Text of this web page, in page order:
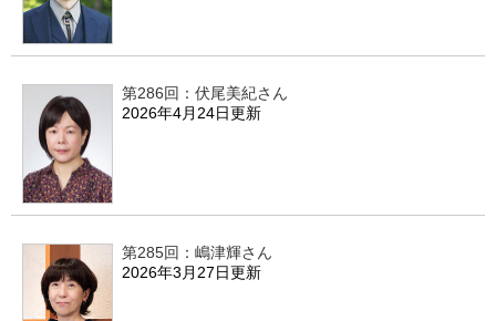
第286回：伏尾美紀さん
2026年4月24日更新
第285回：嶋津輝さん
2026年3月27日更新